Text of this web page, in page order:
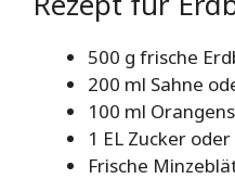
500 g frische
200 ml Sahne
100 ml
1 EL Zucker
Frische